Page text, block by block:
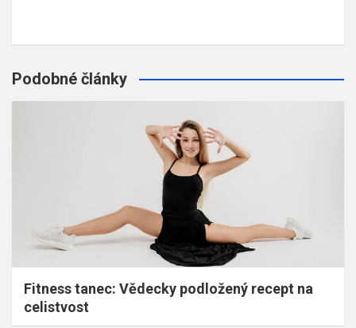
Podobné články
Fitness tanec: Vědecky podložený recept na
celistvost